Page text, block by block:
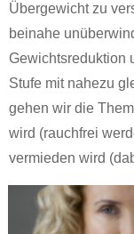
Übergewicht zu
beinahe
Gewichtsreduktion
Stufe mit nahezu
gehen wir die
wird (rauchfrei
vermieden wird